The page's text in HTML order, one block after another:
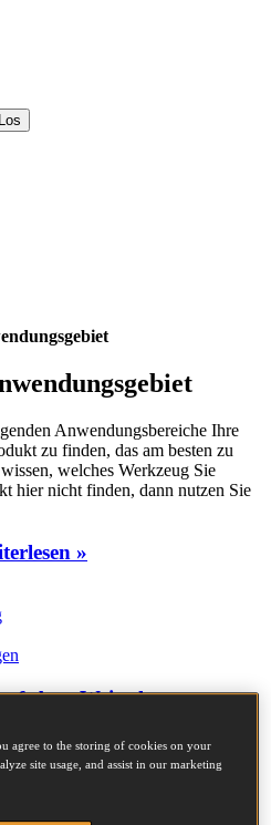
Los
Anwendungsbereiche Ihre
zu finden, das am besten zu
welches Werkzeug Sie
hier nicht finden, dann nutzen Sie
»
Weiterlesen »
agree to the storing of cookies on your
site usage, and assist in our marketing